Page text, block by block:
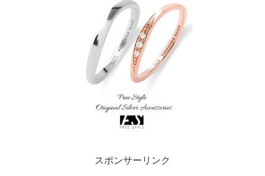
スポンサーリンク